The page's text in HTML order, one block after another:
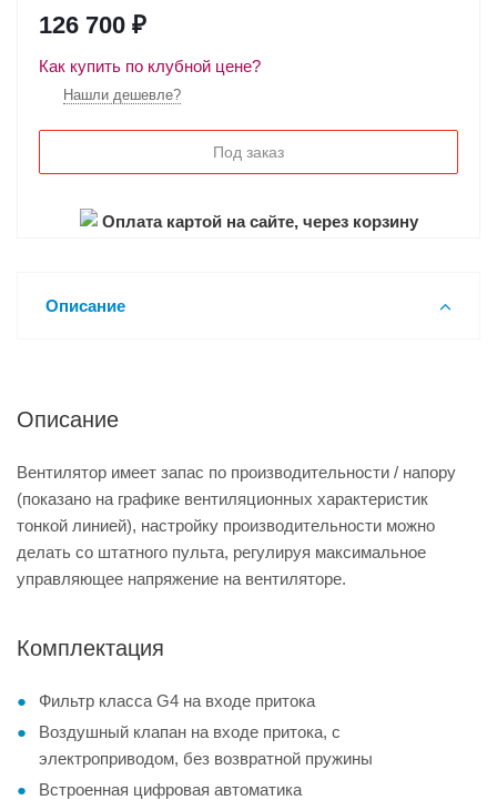
126 700 ₽
Как купить по клубной цене?
Нашли дешевле?
Под заказ
Оплата картой на сайте, через корзину
Описание
Описание
Вентилятор имеет запас по производительности / напору
(показано на графике вентиляционных характеристик
тонкой линией), настройку производительности можно
делать со штатного пульта, регулируя максимальное
управляющее напряжение на вентиляторе.
Комплектация
Фильтр класса G4 на входе притока
Воздушный клапан на входе притока, с
электроприводом, без возвратной пружины
Встроенная цифровая автоматика